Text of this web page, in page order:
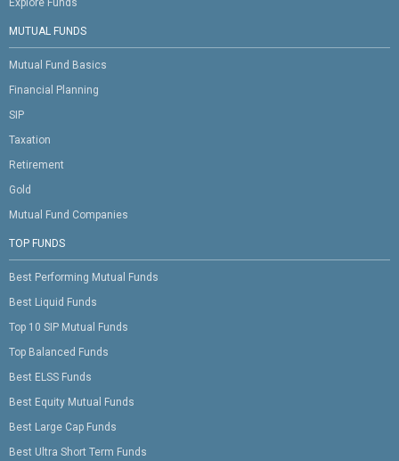
MUTUAL FUNDS
Mutual Fund Basics
Financial Planning
SIP
Taxation
Retirement
Gold
Mutual Fund Companies
TOP FUNDS
Best Performing Mutual Funds
Best Liquid Funds
Top 10 SIP Mutual Funds
Top Balanced Funds
Best ELSS Funds
Best Equity Mutual Funds
Best Large Cap Funds
Best Ultra Short Term Funds